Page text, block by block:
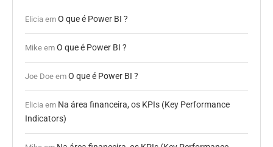
Elicia em O que é Power BI ?
Mike em O que é Power BI ?
Joe Doe em O que é Power BI ?
Elicia em Na área financeira, os KPIs (Key Performance
Indicators)